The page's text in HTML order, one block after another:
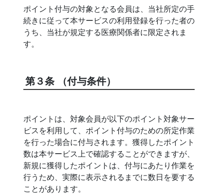
ポイント付与の対象となる会員は、当社所定の手
続きに従って本サービスの利用登録を行った者の
うち、当社が規定する医療関係者に限定されま
す。
第３条 （付与条件）
ポイントは、対象会員が以下のポイント対象サー
ビスを利用して、ポイント付与のための所定作業
を行った場合に付与されます。獲得したポイント
数は本サービス上で確認することができますが、
新規に獲得したポイントは、付与にあたり作業を
行うため、実際に表示されるまでに数日を要する
ことがあります。